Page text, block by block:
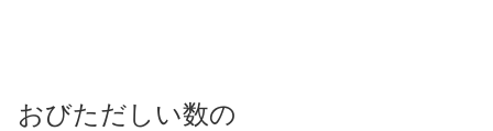
おびただしい数の